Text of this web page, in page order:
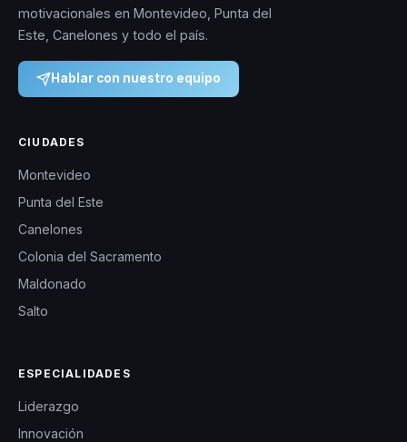
motivacionales en Montevideo, Punta del
Este, Canelones y todo el país.
Hablar con nuestro equipo
CIUDADES
Montevideo
Punta del Este
Canelones
Colonia del Sacramento
Maldonado
Salto
ESPECIALIDADES
Liderazgo
Innovación